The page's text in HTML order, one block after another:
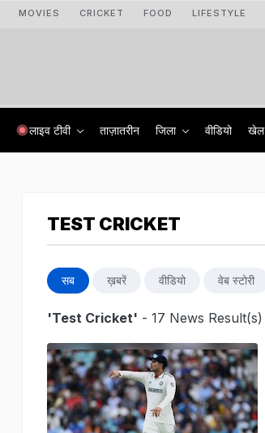
MOVIES CRICKET FOOD LIFESTYLE
लाइव टीवी ताज़ातरीन जिला वीडियो खेल
TEST CRICKET
सब ख़बरें वीडियो वेब स्टोरी
'Test Cricket' - 17 News Result(s)